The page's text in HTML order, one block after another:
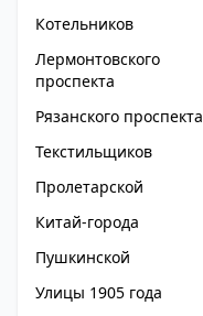
Котельников
Лермонтовского
проспекта
Рязанского проспекта
Текстильщиков
Пролетарской
Китай-города
Пушкинской
Улицы 1905 года